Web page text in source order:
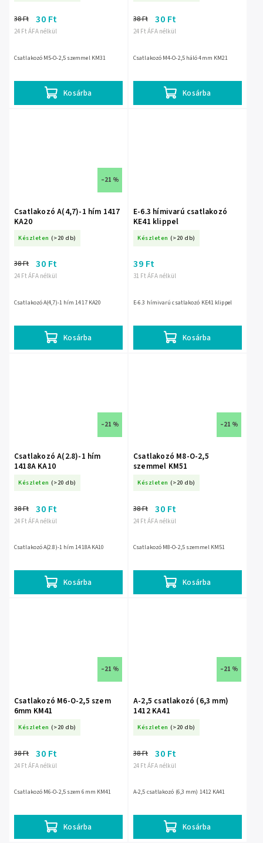
24 Ft ÁFA nélkül
38 Ft 30 Ft
Kosárba
Csatlakozó M5-O-2,5 szemmel KM31
24 Ft ÁFA nélkül
38 Ft 30 Ft
Kosárba
Csatlakozó M4-O-2,5 háló 4mm KM21
–21 %
Csatlakozó A(4,7)-1 hím 1417
KA20
Készleten (>20 db)
24 Ft ÁFA nélkül
38 Ft 30 Ft
Kosárba
Csatlakozó A(4,7)-1 hím 1417 KA20
E-6.3 hímivarú csatlakozó
KE41 klippel
Készleten (>20 db)
31 Ft ÁFA nélkül
39 Ft
Kosárba
E-6.3 hímivarú csatlakozó KE41 klippel
–21 %
Csatlakozó A(2.8)-1 hím
1418A KA10
Készleten (>20 db)
24 Ft ÁFA nélkül
38 Ft 30 Ft
Kosárba
Csatlakozó A(2.8)-1 hím 1418A KA10
–21 %
Csatlakozó M8-O-2,5
szemmel KM51
Készleten (>20 db)
24 Ft ÁFA nélkül
38 Ft 30 Ft
Kosárba
Csatlakozó M8-O-2,5 szemmel KM51
–21 %
Csatlakozó M6-O-2,5 szem
6mm KM41
Készleten (>20 db)
24 Ft ÁFA nélkül
38 Ft 30 Ft
Kosárba
Csatlakozó M6-O-2,5 szem 6mm KM41
–21 %
A-2,5 csatlakozó (6,3 mm)
1412 KA41
Készleten (>20 db)
24 Ft ÁFA nélkül
38 Ft 30 Ft
Kosárba
A-2,5 csatlakozó (6,3 mm) 1412 KA41